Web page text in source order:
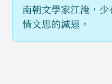
南朝文學家江淹，
情文思的減退。